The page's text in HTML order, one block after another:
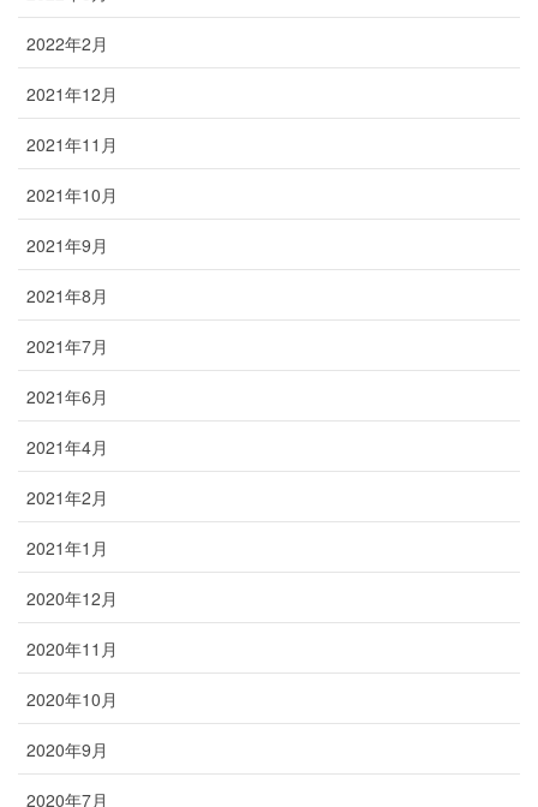
2022年2月
2021年12月
2021年11月
2021年10月
2021年9月
2021年8月
2021年7月
2021年6月
2021年4月
2021年2月
2021年1月
2020年12月
2020年11月
2020年10月
2020年9月
2020年7月